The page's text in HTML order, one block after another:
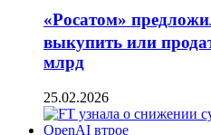
«Росатом»
выкупить или
млрд
25.02.2026